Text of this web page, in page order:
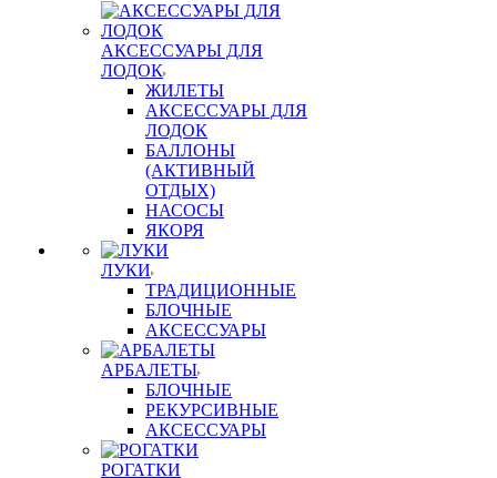
АКСЕССУАРЫ ДЛЯ
ЛОДОК
ЖИЛЕТЫ
АКСЕССУАРЫ ДЛЯ
ЛОДОК
БАЛЛОНЫ
(АКТИВНЫЙ
ОТДЫХ)
НАСОСЫ
ЯКОРЯ
ЛУКИ
ТРАДИЦИОННЫЕ
БЛОЧНЫЕ
АКСЕССУАРЫ
АРБАЛЕТЫ
БЛОЧНЫЕ
РЕКУРСИВНЫЕ
АКСЕССУАРЫ
РОГАТКИ